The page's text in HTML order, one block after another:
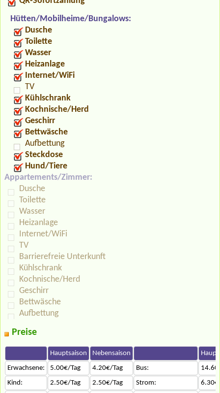
Hütten/Mobilheime/Bungalows:
Dusche
Toilette
Wasser
Heizanlage
Internet/WiFi
TV
Kühlschrank
Kochnische/Herd
Geschirr
Bettwäsche
Aufbettung
Steckdose
Hund/Tiere
Appartements/Zimmer:
Dusche
Toilette
Wasser
Heizanlage
Internet/WiFi
TV
Barrierefreie Unterkunft
Kühlschrank
Kochnische/Herd
Geschirr
Bettwäsche
Aufbettung
Preise
Hauptsaison Nebensaison
Erwachsene:
5.00€/Tag 4.20€/Tag Bus:
Kind:
2.50€/Tag 2.50€/Tag Strom: